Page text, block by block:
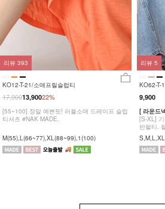
KO12-T-21/소매프릴슬럽티
22%
17,90013,900
[55~100] 정말 예쁜핏! 러플소매 드레이프 슬럽
티셔츠 #NAK MADE.
M(55),L(66~77),XL(88~99),1(100)
리뷰 393
KO62-T-
드티_YN
9,900
[ 라운드
[S-XL]
반팔티.
#NAK
S,M,L,XL
리뷰 5